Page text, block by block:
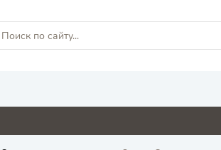
5.2 0 0